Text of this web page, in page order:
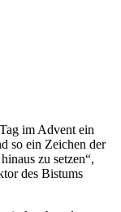
im Advent ein
so ein Zeichen der
zu setzen“,
des Bistums